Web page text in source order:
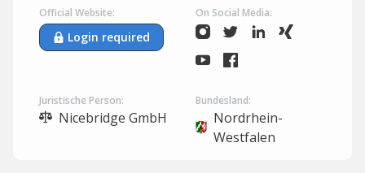
Official Website:
Login required
On Social Media:
Juristische Person:
Nicebridge GmbH
Bundesland:
Nordrhein-
Westfalen